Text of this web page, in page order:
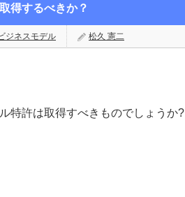
得するべきか？
ジネスモデル 松久 憲二
特許は取得すべきものでしょうか?